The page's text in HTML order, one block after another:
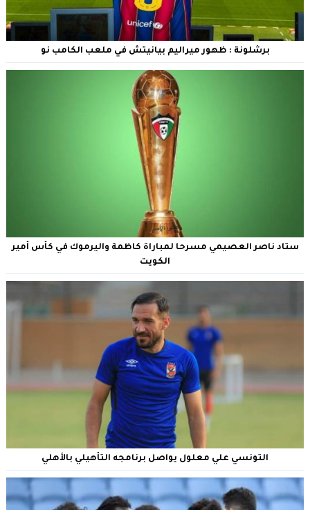
برشلونة : ظهور ميراليم بيانيتش في ملعب الكامب نو
ستاد ناصر العصيمي مسرحا لمباراة كاظمة واليرموك في كأس أمير
الكويت
التونسي علي معلول يواصل برنامجه التأهيلي بالأهلي